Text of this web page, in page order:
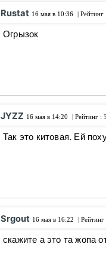
Rustat 16 мая в 10:36 | Рейтинг :
Огрызок
JYZZ 16 мая в 14:20 | Рейтинг :
Так это китовая. Ей
Srgout 16 мая в 16:22 | Рейтинг
скажите а это та жопа